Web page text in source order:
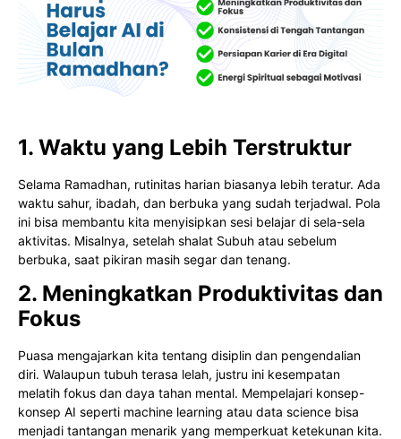
1. Waktu yang Lebih Terstruktur
Selama Ramadhan, rutinitas harian biasanya lebih teratur. Ada
waktu sahur, ibadah, dan berbuka yang sudah terjadwal. Pola
ini bisa membantu kita menyisipkan sesi belajar di sela-sela
aktivitas. Misalnya, setelah shalat Subuh atau sebelum
berbuka, saat pikiran masih segar dan tenang.
2. Meningkatkan Produktivitas dan
Fokus
Puasa mengajarkan kita tentang disiplin dan pengendalian
diri. Walaupun tubuh terasa lelah, justru ini kesempatan
melatih fokus dan daya tahan mental. Mempelajari konsep-
konsep AI seperti machine learning atau data science bisa
menjadi tantangan menarik yang memperkuat ketekunan kita.